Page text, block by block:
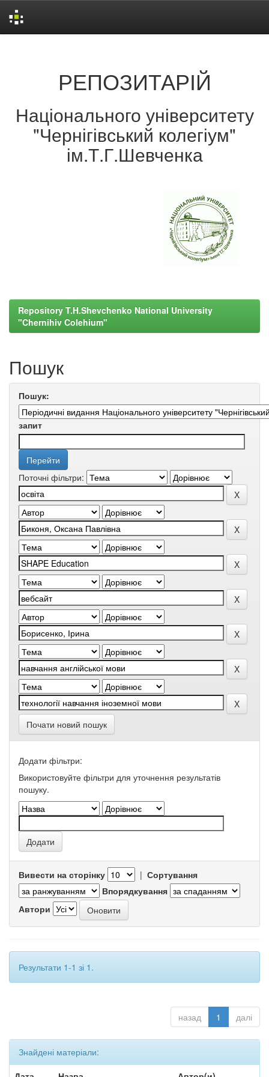
РЕПОЗИТАРІЙ
Національного університету
"Чернігівський колегіум"
ім.Т.Г.Шевченка
Repository T.H.Shevchenko National University
"Chernihiv Colehium"
Пошук
Пошук:
запит
Поточні фільтри:
Почати новий пошук
Додати фільтри:
Використовуйте фільтри для уточнення результатів
пошуку.
Вивести на сторінку | Сортування
Впорядкування
Автори
Результати 1-1 зі 1.
назад 1 далі
Знайдені матеріали: